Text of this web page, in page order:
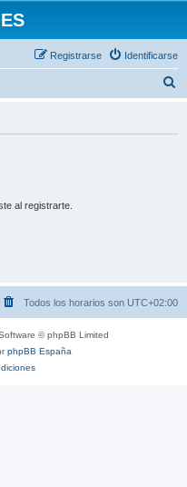
Identificarse
Registrarse
al registrarte.
Todos los horarios son UTC+02:00
© phpBB Limited
phpBB España